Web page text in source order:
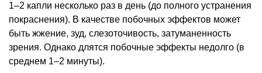
1–2 капли несколько раз в день (до полного устранения
покраснения). В качестве побочных эффектов может
быть жжение, зуд, слезоточивость, затуманенность
зрения. Однако длятся побочные эффекты недолго (в
среднем 1–2 минуты).